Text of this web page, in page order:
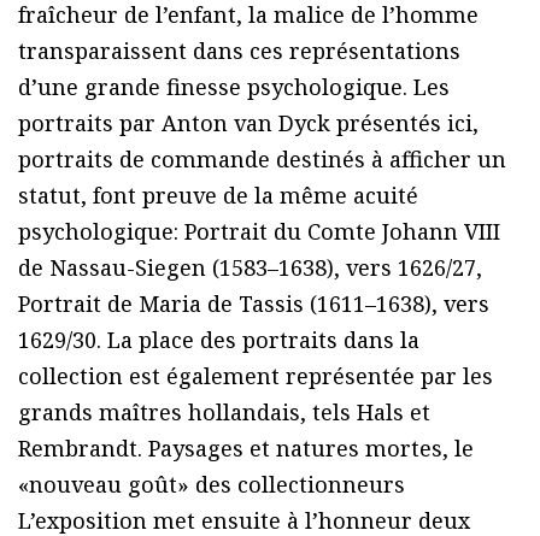
fraîcheur de l’enfant, la malice de l’homme
transparaissent dans ces représentations
d’une grande finesse psychologique. Les
portraits par Anton van Dyck présentés ici,
portraits de commande destinés à afficher un
statut, font preuve de la même acuité
psychologique: Portrait du Comte Johann VIII
de Nassau-Siegen (1583–1638), vers 1626/27,
Portrait de Maria de Tassis (1611–1638), vers
1629/30. La place des portraits dans la
collection est également représentée par les
grands maîtres hollandais, tels Hals et
Rembrandt. Paysages et natures mortes, le
«nouveau goût» des collectionneurs
L’exposition met ensuite à l’honneur deux